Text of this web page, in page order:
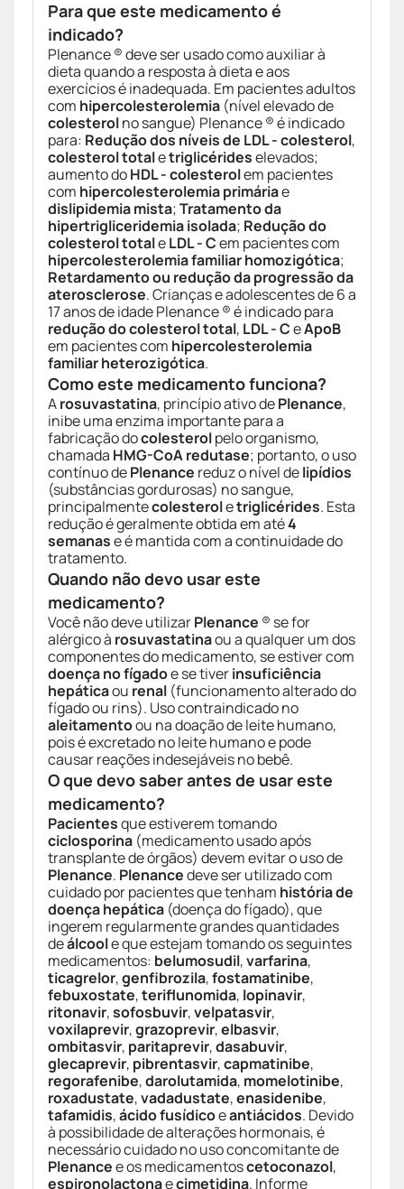
Para que este medicamento é
indicado?
Plenance ® deve ser usado como auxiliar à
dieta quando a resposta à dieta e aos
exercícios é inadequada. Em pacientes adultos
com hipercolesterolemia (nível elevado de
colesterolno sangue) Plenance ® é indicado
para: Redução dos níveis de LDL - colesterol,
colesterol totaletriglicérideselevados;
aumento doHDL - colesterolem pacientes
com hipercolesterolemia primáriae
dislipidemia mista;Tratamento da
hipertrigliceridemia isolada; Redução do
colesterol totaleLDL - Cem pacientes com
hipercolesterolemia familiar homozigótica;
Retardamento ou redução da progressão da
aterosclerose. Crianças e adolescentes de 6 a
17 anos de idade Plenance ® é indicado para
redução do colesterol total, LDL - CeApoB
em pacientes com hipercolesterolemia
familiar heterozigótica.
Como este medicamento funciona?
Arosuvastatina, princípio ativo dePlenance,
inibe uma enzima importante para a
fabricação docolesterolpelo organismo,
chamada HMG-CoA redutase; portanto, o uso
contínuo dePlenance reduz o nível delipídios
(substâncias gordurosas) no sangue,
principalmentecolesteroletriglicérides. Esta
redução é geralmente obtida em até4
semanase é mantida com a continuidade do
tratamento.
Quando não devo usar este
medicamento?
Você não deve utilizarPlenance ® se for
alérgico à rosuvastatinaou a qualquer um dos
componentes do medicamento, se estiver com
doença no fígadoe se tiverinsuficiência
hepáticaou renal (funcionamento alterado do
fígado ou rins). Uso contraindicado no
aleitamentoou na doação de leite humano,
pois é excretado no leite humano e pode
causar reações indesejáveis no bebê.
O que devo saber antes de usar este
medicamento?
Pacientesque estiverem tomando
ciclosporina (medicamento usado após
transplante de órgãos) devem evitar o uso de
Plenance. Plenancedeve ser utilizado com
cuidado por pacientes que tenham história de
doença hepática (doença do fígado), que
ingerem regularmente grandes quantidades
deálcoole que estejam tomando os seguintes
medicamentos: belumosudil,varfarina,
ticagrelor,genfibrozila,fostamatinibe,
febuxostate,teriflunomida, lopinavir,
ritonavir,sofosbuvir,velpatasvir,
voxilaprevir,grazoprevir,elbasvir,
ombitasvir, paritaprevir,dasabuvir,
glecaprevir, pibrentasvir,capmatinibe,
regorafenibe,darolutamida, momelotinibe,
roxadustate,vadadustate,enasidenibe,
tafamidis,ácido fusídicoeantiácidos. Devido
à possibilidade de alterações hormonais, é
necessário cuidado no uso concomitante de
Plenancee os medicamentoscetoconazol,
espironolactonaecimetidina. Informe